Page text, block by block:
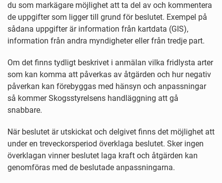
du som markägare möjlighet att ta del av och kommentera
de uppgifter som ligger till grund för beslutet. Exempel på
sådana uppgifter är information från kartdata (GIS),
information från andra myndigheter eller från tredje part.
Om det finns tydligt beskrivet i anmälan vilka fridlysta arter
som kan komma att påverkas av åtgärden och hur negativ
påverkan kan förebyggas med hänsyn och anpassningar
så kommer Skogsstyrelsens handläggning att gå
snabbare.
När beslutet är utskickat och delgivet finns det möjlighet att
under en treveckorsperiod överklaga beslutet. Sker ingen
överklagan vinner beslutet laga kraft och åtgärden kan
genomföras med de beslutade anpassningarna.